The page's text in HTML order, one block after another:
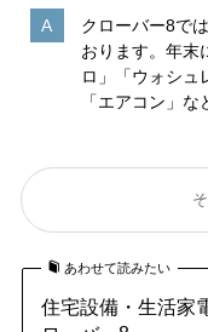
クローバー8で
おります。年末
ロ」「ウォシュ
「エアコン」な
あわせて読みたい
住宅設備・生活家